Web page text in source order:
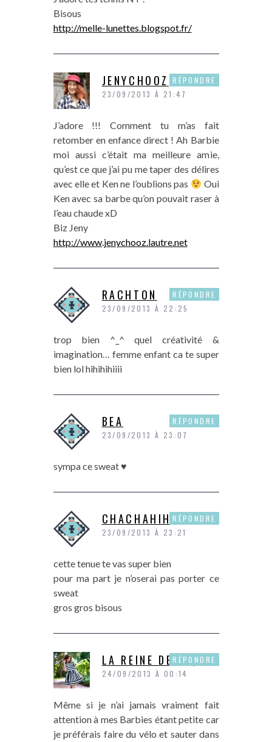
Bisous
http://melle-lunettes.blogspot.fr/
JENYCHOOZ
23/09/2013 À 21:47
J’adore !!! Comment tu m’as fait
retomber en enfance direct ! Ah Barbie
moi aussi c’était ma meilleure amie,
qu’est ce que j’ai pu me taper des délires
avec elle et Ken ne l’oublions pas
Oui
Ken avec sa barbe qu’on pouvait raser à
l’eau chaude xD
Biz Jeny
http://www.jenychooz.lautre.net
RÉPONDRE
RACHTON
23/09/2013 À 22:25
trop bien ^_^ quel créativité &
imagination… femme enfant ca te super
bien lol hihihihiiii
RÉPONDRE
BEA
23/09/2013 À 23:07
sympa ce sweat ♥
RÉPONDRE
CHACHAHIHI
23/09/2013 À 23:21
cette tenue te vas super bien
pour ma part je n’oserai pas porter ce
sweat
gros gros bisous
RÉPONDRE
LA REINE DE PIQUE
24/09/2013 À 00:14
Même si je n’ai jamais vraiment fait
attention à mes Barbies étant petite car
je préférais faire du vélo et sauter dans
RÉPONDRE